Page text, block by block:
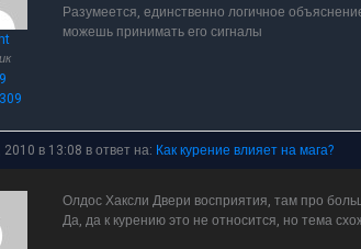
9
309
Разумеется, единственно логичное
можешь принимать его сигналы
в 13:08 в ответ на: Как курение влияет на мага?
Олдос Хаксли Двери восприятия, там про
Да, да к курению это не относится, но тема